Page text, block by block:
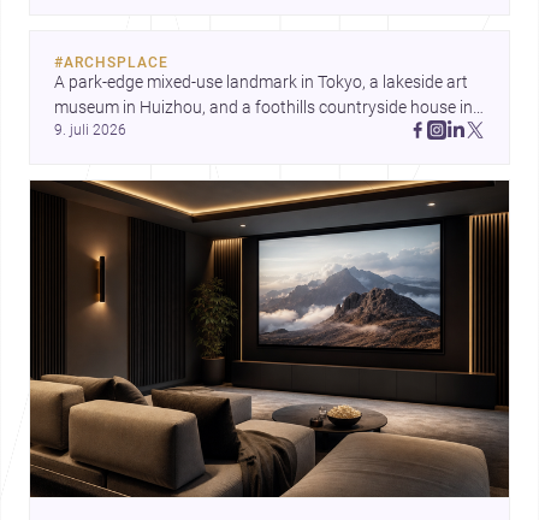
#ARCHSPLACE
A park-edge mixed-use landmark in Tokyo, a lakeside art
museum in Huizhou, and a foothills countryside house in
Cayambe show architecture shaping place, culture, and
9. juli 2026